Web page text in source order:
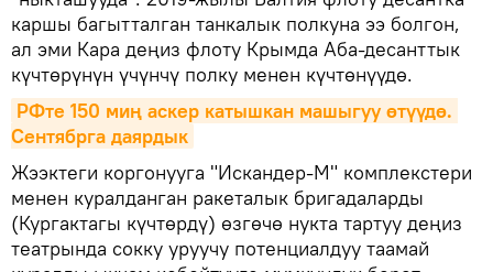
каршы багытталган танкалык полкуна ээ болгон,
ал эми Кара деңиз флоту Крымда Аба-десанттык
күчтөрүнүн үчүнчү полку менен күчтөнүүдө.
РФте 150 миң аскер катышкан машыгуу өтүүдө.
Сентябрга даярдык
Жээктеги коргонууга "Искандер-М" комплекстери
менен куралданган ракеталык бригадаларды
(Кургактагы күчтөрдү) өзгөчө нукта тартуу деңиз
театрында сокку уруучу потенциалдуу таамай